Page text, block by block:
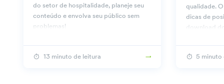
do setor de hospitalidade, planeje seu
conteúdo e envolva seu público sem
problemas!
13 minuto de leitura
qualidade.
dicas de
download
5 minuto